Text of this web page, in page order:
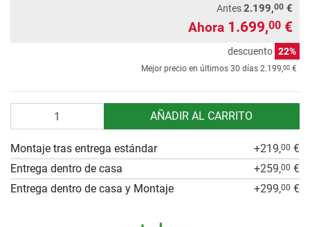
Antes2.199,00 €
Ahora 1.699,00 €
descuento 22%
Mejor precio en últimos 30 días 2.199,00 €
AÑADIR AL CARRITO
Montaje tras entrega estándar +219,00 €
Entrega dentro de casa
+259,00 €
Entrega dentro de casa y Montaje
+299,00 €